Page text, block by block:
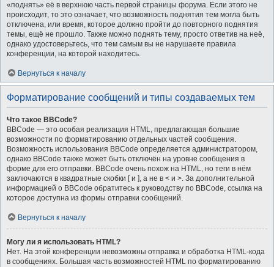
«поднять» её в верхнюю часть первой страницы форума. Если этого не
происходит, то это означает, что возможность поднятия тем могла быть
отключена, или время, которое должно пройти до повторного поднятия
темы, ещё не прошло. Также можно поднять тему, просто ответив на неё,
однако удостоверьтесь, что тем самым вы не нарушаете правила
конференции, на которой находитесь.
Вернуться к началу
Форматирование сообщений и типы создаваемых тем
Что такое BBCode?
BBCode — это особая реализация HTML, предлагающая большие
возможности по форматированию отдельных частей сообщения.
Возможность использования BBCode определяется администратором,
однако BBCode также может быть отключён на уровне сообщения в
форме для его отправки. BBCode очень похож на HTML, но теги в нём
заключаются в квадратные скобки [ и ], а не в < и >. За дополнительной
информацией о BBCode обратитесь к руководству по BBCode, ссылка на
которое доступна из формы отправки сообщений.
Вернуться к началу
Могу ли я использовать HTML?
Нет. На этой конференции невозможны отправка и обработка HTML-кода
в сообщениях. Большая часть возможностей HTML по форматированию